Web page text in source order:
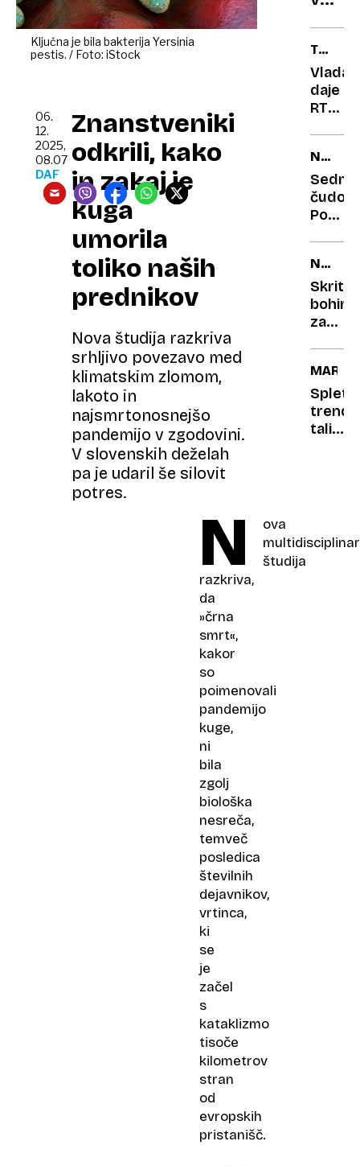
Ključna je bila bakterija Yersinia
pestis. / Foto: iStock
Znanstveniki
odkrili, kako
in zakaj je
kuga
umorila
toliko naših
prednikov
Nova študija razkriva
srhljivo povezavo med
klimatskim zlomom,
lakoto in
najsmrtonosnejšo
pandemijo v zgodovini.
V slovenskih deželah
pa je udaril še silovit
potres.
06.
12.
2025,
08.07
DAF
N
ova
študija
razkriva,
da
»črna
smrt«,
kakor
so
poimenovali
pandemijo
kuge,
ni
bila
zgolj
biološka
nesreča,
temveč
posledica
številnih
dejavnikov,
vrtinca,
ki
se
je
začel
s
kataklizmo
tisoče
kilometrov
stran
od
evropskih
pristanišč.
in
pol
TV
TE
GLEDA
Vlada
daje
RTV
pa
NA
Sedmo
čudo
po
IZLET
Skriti
zaklad:
in
Eve
le po
Spletni
trend:
talibani
vabijo